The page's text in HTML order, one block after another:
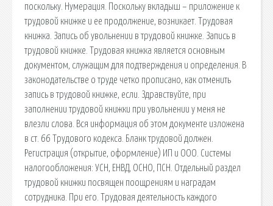
поскольку. Нумерация. Поскольку вкладыш – приложение к
трудовой книжке и ее продолжение, возникает. Трудовая
книжка. Запись об увольнении в трудовой книжке. Запись в
трудовой книжке. Трудовая книжка является основным
документом, служащим для подтверждения и определения. В
законодательстве о труде четко прописано, как отменить
запись в трудовой книжке, если. Здравствуйте, при
заполнении трудовой книжки при увольнении у меня не
влезли слова. Вся информация об этом документе изложена
в ст. 66 Трудового кодекса. Бланк трудовой должен.
Регистрация (открытие, оформление) ИП и ООО. Системы
налогообложения: УСН, ЕНВД, ОСНО, ПСН. Отдельный раздел
трудовой книжки посвящен поощрениям и наградам
сотрудника. При его. Трудовая деятельность каждого